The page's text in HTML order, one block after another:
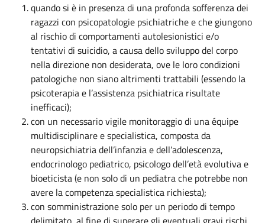
quando si è in presenza di una profonda sofferenza dei
ragazzi con psicopatologie psichiatriche e che giungono
al rischio di comportamenti autolesionistici e/o
tentativi di suicidio, a causa dello sviluppo del corpo
nella direzione non desiderata, ove le loro condizioni
patologiche non siano altrimenti trattabili (essendo la
psicoterapia e l’assistenza psichiatrica risultate
inefficaci);
con un necessario vigile monitoraggio di una équipe
multidisciplinare e specialistica, composta da
neuropsichiatria dell’infanzia e dell’adolescenza,
endocrinologo pediatrico, psicologo dell’età evolutiva e
bioeticista (e non solo di un pediatra che potrebbe non
avere la competenza specialistica richiesta);
con somministrazione solo per un periodo di tempo